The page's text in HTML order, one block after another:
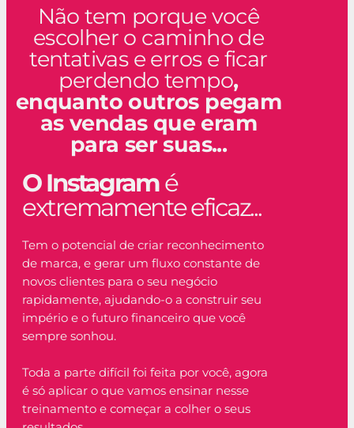
Não tem porque você
escolher o caminho de
tentativas e erros e ficar
perdendo tempo,
enquanto outros pegam
as vendas que eram
para ser suas...
O Instagramé
extremamente eficaz...
Tem o potencial de criar reconhecimento
de marca, e gerar um fluxo constante de
novos clientes para o seu negócio
rapidamente, ajudando-o a construir seu
império e o futuro financeiro que você
sempre sonhou.
Toda a parte difícil foi feita por você, agora
é só aplicar o que vamos ensinar nesse
treinamento e começar a colher o seus